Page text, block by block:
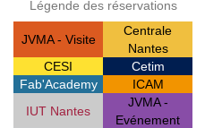
Légende des réservations
JVMA - Visite
Centrale
Nantes
CESI
Cetim
Fab'Academy
ICAM
IUT Nantes
JVMA -
Evénement